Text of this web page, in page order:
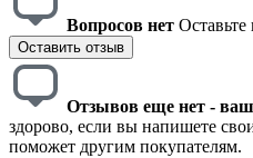
Вопросов нет
Оставить отзыв
Отзывов еще нет -
здорово, если вы напишете
поможет другим покупателям.